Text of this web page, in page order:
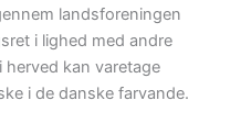
landsforeningen
i lighed med andre
herved kan varetage
i de danske farvande.